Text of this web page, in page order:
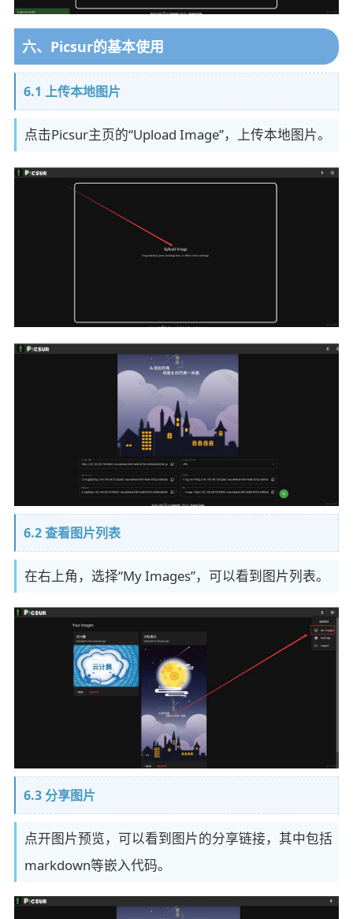
六、Picsur的基本使用
6.1 上传本地图片
点击Picsur主页的“Upload Image”，上传本地图片。
6.2 查看图片列表
在右上角，选择“My Images”，可以看到图片列表。
6.3 分享图片
点开图片预览，可以看到图片的分享链接，其中包括
markdown等嵌入代码。